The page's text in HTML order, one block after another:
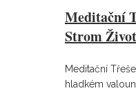
Meditační
Strom
Meditační
hladkém